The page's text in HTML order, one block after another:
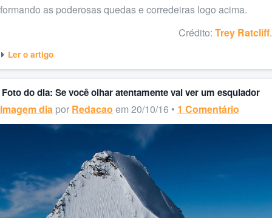
formando as poderosas quedas e corredeiras logo acima.
Crédito: Trey Ratcliff.
Ler o artigo
Foto do dia: Se você olhar atentamente vai ver um esquiador
Imagem dia por Redacao em 20/10/16 • 1 Comentário